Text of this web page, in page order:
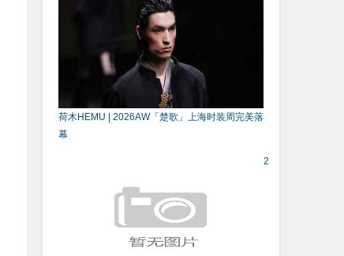
荷木HEMU | 2026AW「楚歌」上海时装周完美落
幕
2